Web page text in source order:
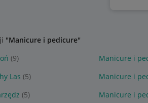
"Manicure i pedicure"
(9) Manicure i
Las (5) Manicure i
(5) Manicure i